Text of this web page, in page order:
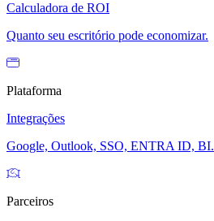
Calculadora de ROI
Quanto seu escritório pode economizar.
Plataforma
Integrações
Google, Outlook, SSO, ENTRA ID, BI.
Parceiros